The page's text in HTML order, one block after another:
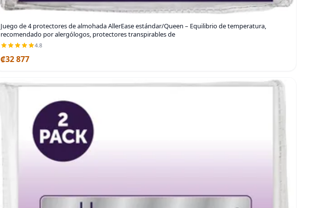
Juego de 4 protectores de almohada AllerEase estándar/Queen – Equilibrio de temperatura,
recomendado por alergólogos, protectores transpirables de
4.8
₡32 877